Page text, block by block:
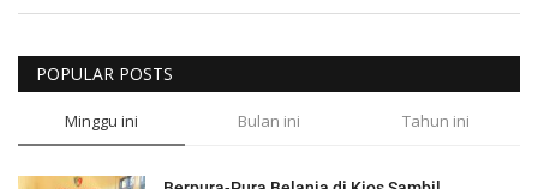
POPULAR POSTS
Minggu ini Bulan ini Tahun ini